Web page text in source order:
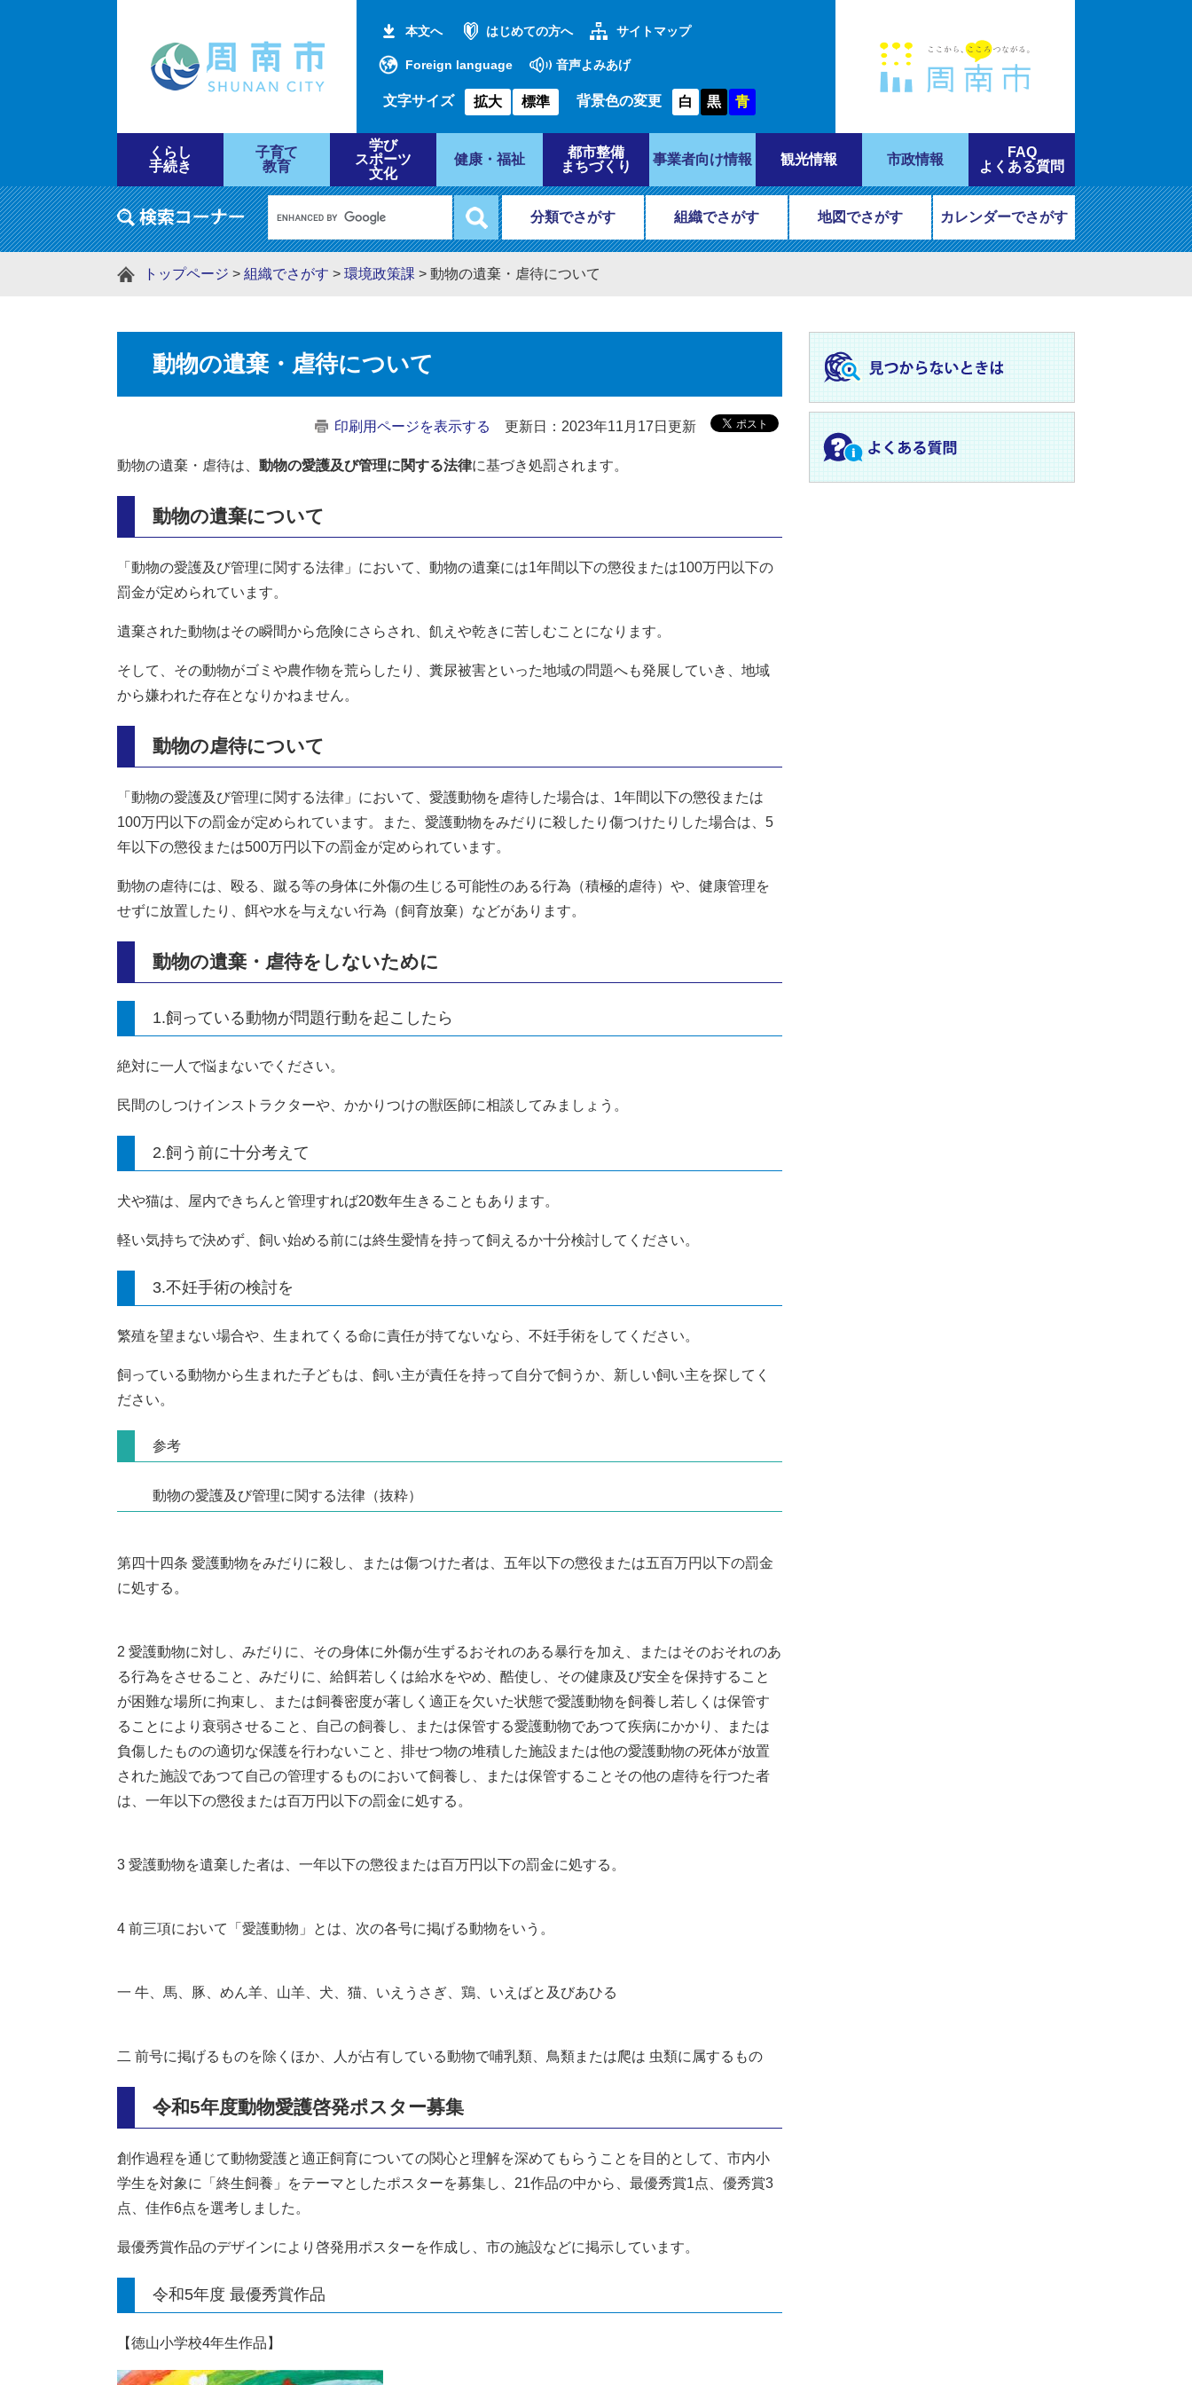
本文へ はじめての方へ サイトマップ
Foreign language 音声よみあげ
文字サイズ 拡大 標準 背景色の変更 白 黒 青
くらし
手続き
子育て
教育
学び
スポーツ
文化
健康・福祉
都市整備
まちづくり
事業者向け情報 観光情報 市政情報
FAQ
よくある質問
分類でさがす 組織でさがす 地図でさがす カレンダーでさがす
トップページ > 組織でさがす > 環境政策課 > 動物の遺棄・虐待について
動物の遺棄・虐待について
印刷用ページを表示する 更新日：2023年11月17日更新
動物の遺棄・虐待は、 動物の愛護及び管理に関する法律に基づき処罰されます。
動物の遺棄について
「動物の愛護及び管理に関する法律」において、動物の遺棄には1年間以下の懲役または100万円以下の
罰金が定められています。
遺棄された動物はその瞬間から危険にさらされ、飢えや乾きに苦しむことになります。
そして、その動物がゴミや農作物を荒らしたり、糞尿被害といった地域の問題へも発展していき、地域
から嫌われた存在となりかねません。
動物の虐待について
「動物の愛護及び管理に関する法律」において、愛護動物を虐待した場合は、1年間以下の懲役または
100万円以下の罰金が定められています。また、愛護動物をみだりに殺したり傷つけたりした場合は、5
年以下の懲役または500万円以下の罰金が定められています。
動物の虐待には、殴る、蹴る等の身体に外傷の生じる可能性のある行為（積極的虐待）や、健康管理を
せずに放置したり、餌や水を与えない行為（飼育放棄）などがあります。
動物の遺棄・虐待をしないために
1.飼っている動物が問題行動を起こしたら
絶対に一人で悩まないでください。
民間のしつけインストラクターや、かかりつけの獣医師に相談してみましょう。
2.飼う前に十分考えて
犬や猫は、屋内できちんと管理すれば20数年生きることもあります。
軽い気持ちで決めず、飼い始める前には終生愛情を持って飼えるか十分検討してください。
3.不妊手術の検討を
繁殖を望まない場合や、生まれてくる命に責任が持てないなら、不妊手術をしてください。
飼っている動物から生まれた子どもは、飼い主が責任を持って自分で飼うか、新しい飼い主を探してく
ださい。
参考
動物の愛護及び管理に関する法律（抜粋）
第四十四条 愛護動物をみだりに殺し、または傷つけた者は、五年以下の懲役または五百万円以下の罰金
に処する。
2 愛護動物に対し、みだりに、その身体に外傷が生ずるおそれのある暴行を加え、またはそのおそれのあ
る行為をさせること、みだりに、給餌若しくは給水をやめ、酷使し、その健康及び安全を保持すること
が困難な場所に拘束し、または飼養密度が著しく適正を欠いた状態で愛護動物を飼養し若しくは保管す
ることにより衰弱させること、自己の飼養し、または保管する愛護動物であつて疾病にかかり、または
負傷したものの適切な保護を行わないこと、排せつ物の堆積した施設または他の愛護動物の死体が放置
された施設であつて自己の管理するものにおいて飼養し、または保管することその他の虐待を行つた者
は、一年以下の懲役または百万円以下の罰金に処する。
3 愛護動物を遺棄した者は、一年以下の懲役または百万円以下の罰金に処する。
4 前三項において「愛護動物」とは、次の各号に掲げる動物をいう。
一 牛、馬、豚、めん羊、山羊、犬、猫、いえうさぎ、鶏、いえばと及びあひる
二 前号に掲げるものを除くほか、人が占有している動物で哺乳類、鳥類または爬は 虫類に属するもの
令和5年度動物愛護啓発ポスター募集
創作過程を通じて動物愛護と適正飼育についての関心と理解を深めてもらうことを目的として、市内小
学生を対象に「終生飼養」をテーマとしたポスターを募集し、21作品の中から、最優秀賞1点、優秀賞3
点、佳作6点を選考しました。
最優秀賞作品のデザインにより啓発用ポスターを作成し、市の施設などに掲示しています。
令和5年度 最優秀賞作品
【徳山小学校4年生作品】